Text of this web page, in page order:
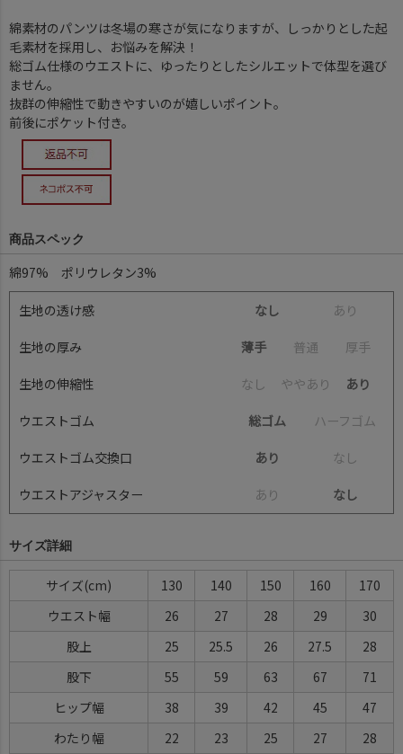
綿素材のパンツは冬場の寒さが気になりますが、しっかりとした起
毛素材を採用し、お悩みを解決！
総ゴム仕様のウエストに、ゆったりとしたシルエットで体型を選び
ません。
抜群の伸縮性で動きやすいのが嬉しいポイント。
前後にポケット付き。
商品スペック
綿97% ポリウレタン3%
生地の透け感 なし あ り
生地の厚み 薄手 普通 厚手
生地の伸縮性 な し ややあ り あり
ウエストゴム 総ゴム ハーフ ゴ ム
ウエストゴム交換口 あり な し
ウエストアジャスター あ り なし
サイズ詳細
サイズ(cm) 130 140 150 160
170
ウエスト幅
26 27 28 29
30
股上
25 25.5 26 27.5
28
股下
55 59 63 67
71
ヒップ幅
38 39 42 45
47
わたり幅
22 23 25 27 28